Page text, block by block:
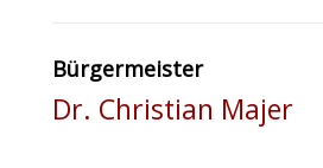
Bürgermeister
Dr. Christian Majer